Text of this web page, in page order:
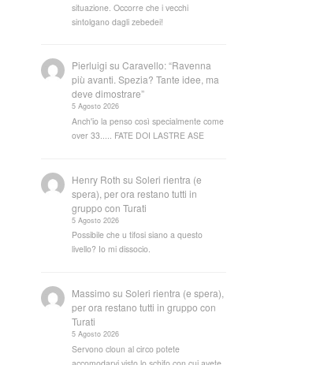
situazione. Occorre che i vecchi
sintolgano dagli zebedei!
Pierluigi suCaravello: “Ravenna
più avanti. Spezia? Tante idee, ma
deve dimostrare”
5 Agosto 2026
Anch'io la penso così specialmente come
over 33..... FATE DOI LASTRE ASE
Henry Roth suSoleri rientra (e
spera), per ora restano tutti in
gruppo con Turati
5 Agosto 2026
Possibile che u tifosi siano a questo
livello? Io mi dissocio.
Massimo suSoleri rientra (e spera),
per ora restano tutti in gruppo con
Turati
5 Agosto 2026
Servono cloun al circo potete